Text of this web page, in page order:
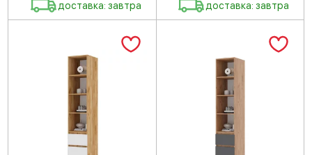
доставка: завтра доставка: завтра